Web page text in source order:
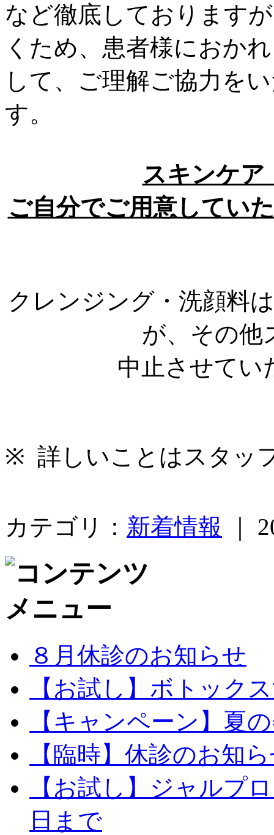
など徹底しております
くため、患者様におか
して、ご理解ご協力を
す。
スキンケア
ご自分でご用意してい
クレンジング・洗顔料
が、その他
中止させてい
※ 詳しいことはスタッ
カテゴリ： 新着情報 ｜
８月休診のお知らせ
【お試し】ボトック
【キャンペーン】夏
【臨時】休診のお知
【お試し】ジャルプ
日まで